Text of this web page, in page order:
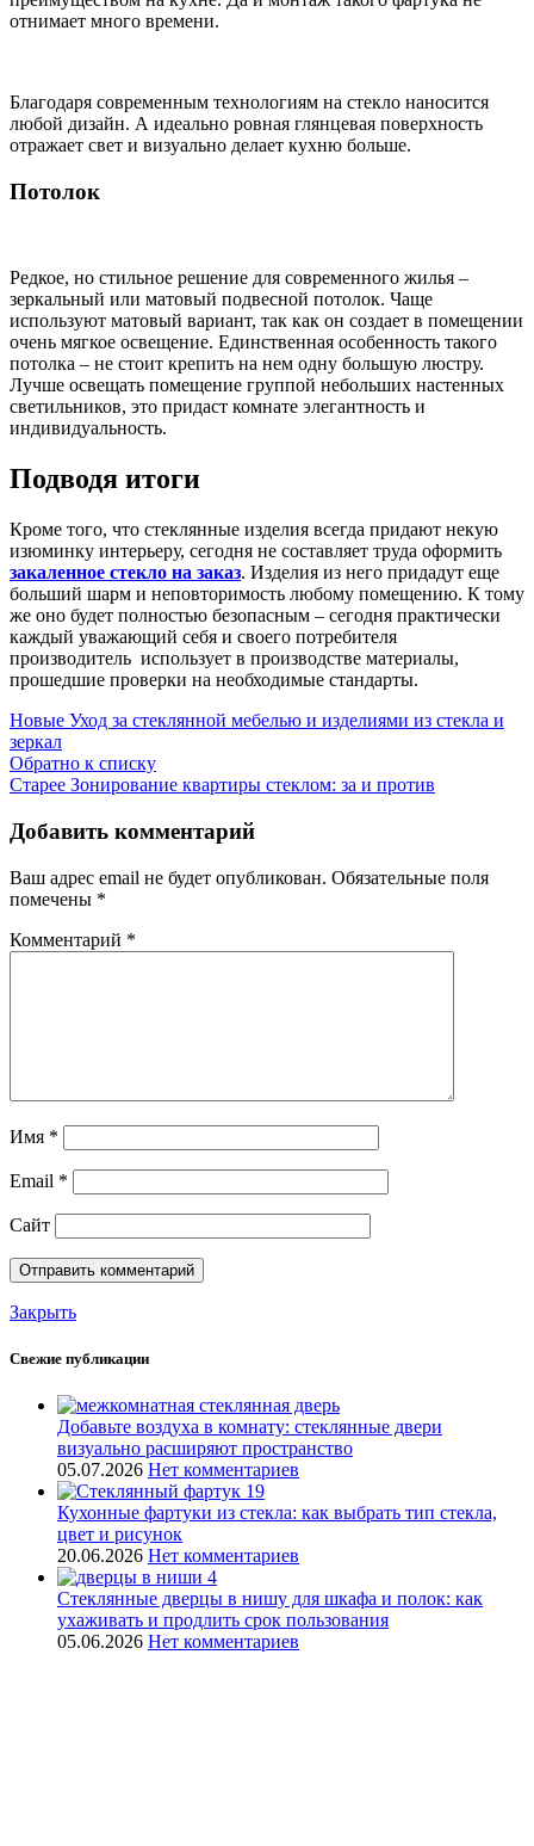
отнимает много времени.
Благодаря современным технологиям на стекло наносится
любой дизайн. А идеально ровная глянцевая поверхность
отражает свет и визуально делает кухню больше.
Потолок
Редкое, но стильное решение для современного жилья –
зеркальный или матовый подвесной потолок. Чаще
используют матовый вариант, так как он создает в помещении
очень мягкое освещение. Единственная особенность такого
потолка – не стоит крепить на нем одну большую люстру.
Лучше освещать помещение группой небольших настенных
светильников, это придаст комнате элегантность и
индивидуальность.
Подводя итоги
Кроме того, что стеклянные изделия всегда придают некую
изюминку интерьеру, сегодня не составляет труда оформить
закаленное стекло на заказ. Изделия из него придадут еще
больший шарм и неповторимость любому помещению. К тому
же оно будет полностью безопасным – сегодня практически
каждый уважающий себя и своего потребителя
производитель использует в производстве материалы,
прошедшие проверки на необходимые стандарты.
Новые Уход за стеклянной мебелью и изделиями из стекла и
зеркал
Обратно к списку
Старее Зонирование квартиры стеклом: за и против
Добавить комментарий
Ваш адрес email не будет опубликован. Обязательные поля
помечены *
Комментарий *
Имя *
Email *
Сайт
Закрыть
Свежие публикации
Добавьте воздуха в комнату: стеклянные двери
визуально расширяют пространство
05.07.2026 Нет комментариев
Кухонные фартуки из стекла: как выбрать тип стекла,
цвет и рисунок
20.06.2026 Нет комментариев
Стеклянные дверцы в нишу для шкафа и полок: как
ухаживать и продлить срок пользования
05.06.2026 Нет комментариев